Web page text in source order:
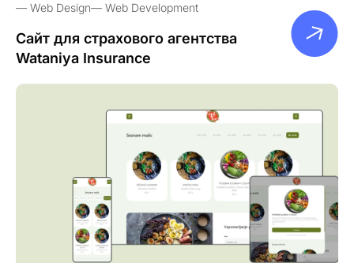
Web Design Web Development
Сайт для страхового агентства
Wataniya Insurance